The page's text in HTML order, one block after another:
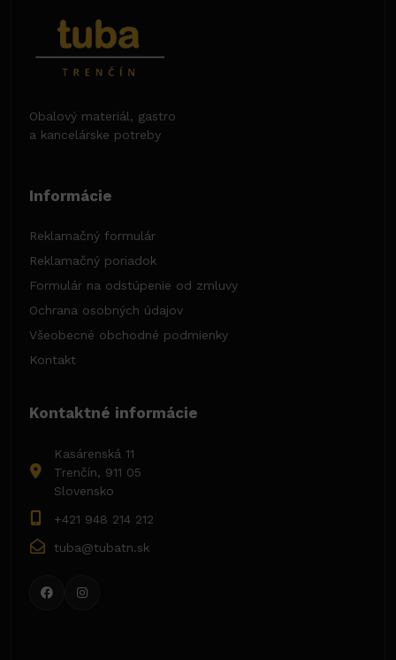
Obalový materiál, gastro
a kancelárske potreby
Informácie
Reklamačný formulár
Reklamačný poriadok
Formulár na odstúpenie od zmluvy
Ochrana osobných údajov
Všeobecné obchodné podmienky
Kontakt
Kontaktné informácie
Kasárenská 11
Trenčín, 911 05
Slovensko
+421 948 214 212
tuba@tubatn.sk